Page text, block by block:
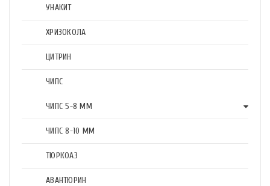
УНАКИТ
ХРИЗОКОЛА
ЦИТРИН
ЧИПС
ЧИПС 5-8 ММ
ЧИПС 8-10 ММ
ТЮРКОАЗ
АВАНТЮРИН